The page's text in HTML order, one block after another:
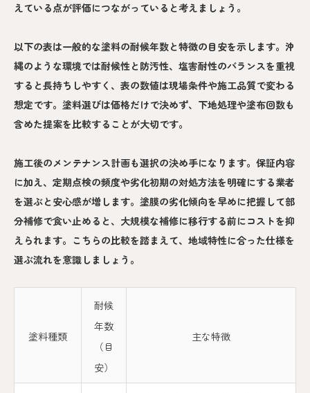
えている点が評価につながっていると考えましょう。
以下の表は一般的な塗料の耐候年数と特徴の目安を示します。沖
縄のような環境では耐候性と防汚性、塩害耐性のバランスを重視
すると長持ちしやすく、表の数値は現場条件や施工品質で変わる
想定です。塗料選びは価格だけで決めず、下地処理や塗布回数も
含めた提案を比較することが大切です。
施工後のメンテナンス計画も選択の決め手になります。保証内容
に加え、定期点検の頻度や劣化初期の対処方法を明確にする業者
を選ぶと安心感が増します。塗膜の劣化傾向を早めに把握して部
分補修で食い止めると、大規模な補修に移行する前にコストを抑
えられます。こちらの比較を踏まえて、地域特性に合った仕様を
選ぶ流れを意識しましょう。
塗料種類
耐候
年数
（目
安）
主な特徴